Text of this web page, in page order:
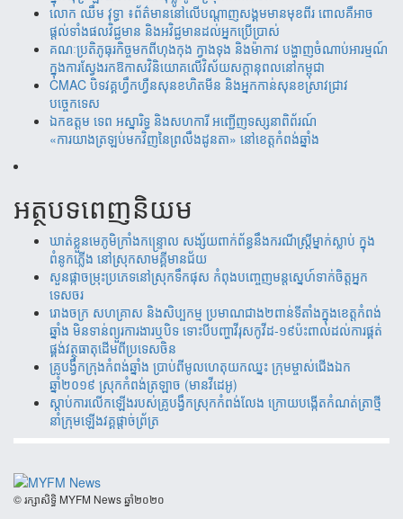
‎​លោក ឈឹម វុទ្ធា ៖ព័ត៌មាននៅលើបណ្តាញសង្គមមានមុខពីរ ពោលគឺអាច
ផ្តល់ទាំងផលវិជ្ជមាន និងអវិជ្ជមានដល់អ្នកប្រើប្រាស់
គណៈប្រតិភូធុរកិច្ចមកពីហុងកុង ក្វាងទុង និងម៉ាកាវ បង្ហាញចំណាប់អារម្មណ៍
ក្នុងការស្វែងរកឱកាសវិនិយោគលើវិស័យសក្តានុពលនៅកម្ពុជា
CMAC បិទវគ្គហ្វឹកហ្វឺនសុនខហិតមីន និងអ្នកកាន់សុនខស្រាវជ្រាវ
បច្ចេកទេស
ឯកឧត្តម ទេព អស្នារិទ្ធ និងសហការី អញ្ជើញទស្សនាពិព័រណ៍
«ការយាងត្រឡប់មកវិញនៃព្រលឹងដូនតា» នៅខេត្តកំពង់ឆ្នាំង
អត្ថបទពេញនិយម
ឃាត់​ខ្លួន​មេភូមិ​ក្រាំង​កន្រ្ទោល សង្ស័យ​ពាក់ព័ន្ធ​នឹ​ង​​ករណី​ស្រ្តីម្នាក់​ស្លាប់ ​ក្នុង​
ពំនូក​ភ្លើង​ នៅស្រុក​សាម​គ្គីមាន​ជ័យ
សួន​​ផ្កា​ច​ម្រុះ​​ប្រភេទ​​នៅ​​ស្រុក​​​ទឹក​​ផុស​​ កំពុង​​បញ្ចេញ​​​មន្តស្នេហ៍​​​​ទាក់​​​ចិត្ត​​អ្នក
ទេស​​ចរ​
រោងចក្រ ​សហគ្រាស​ និងសិប្បកម្ម ប្រមាណ​​​ជាង​​២ពាន់​​ទីតាំង​​ក្នុង​​ខេត្តកំពង់​
ឆ្នាំង​ មិន​ទាន់ព្យួរការងារ​ឬបិទ ទោះបីបញ្ហាវីរុសកូវីដ-១៩ប៉ះពាល់ដល់ការ​ផ្គត់​
ផ្គង់​វត្ថុ​ធាតុ​​ដើម​​ពី​​ប្រទេស​ចិន​
គ្រូបង្វឹកក្រុងកំពង់ឆ្នាំង ប្រាប់ពីមូលហេតុយកឈ្នះ ក្រុមម្ចាស់ជើងឯក
ឆ្នាំ២០១៩ ស្រុកកំពង់ត្រឡាច (មានវីដេអូ)
ស្តាប់ការលើកឡើងរបស់គ្រូបង្វឹកស្រុកកំពង់លែង ក្រោយបង្កើតកំណត់ត្រាថ្មី
នាំក្រុមឡើងវគ្គផ្តាច់ព័្រត្រ
​© រក្សា​សិទ្ធិ​ MYFM News ឆ្នាំ​២០២០